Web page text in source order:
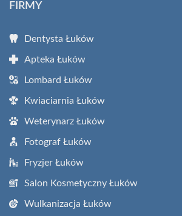
FIRMY
Dentysta Łuków
Apteka Łuków
Lombard Łuków
Kwiaciarnia Łuków
Weterynarz Łuków
Fotograf Łuków
Fryzjer Łuków
Salon Kosmetyczny Łuków
Wulkanizacja Łuków